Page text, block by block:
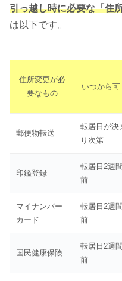
引っ越し時に必要な「住
は以下です。
住所変更が必
要なもの
いつから可
郵便物転送
転居日が決
り次第
印鑑登録
転居日2週間
前
マイナンバー
カード
転居日2週間
前
国民健康保険
転居日2週間
前